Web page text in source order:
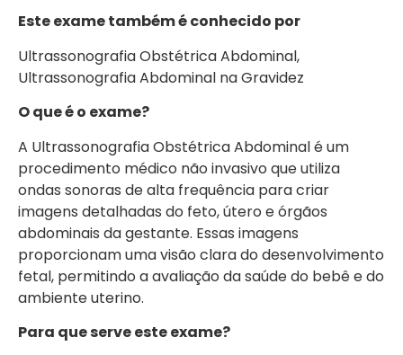
Este exame também é conhecido por
Ultrassonografia Obstétrica Abdominal,
Ultrassonografia Abdominal na Gravidez
O que é o exame?
A Ultrassonografia Obstétrica Abdominal é um
procedimento médico não invasivo que utiliza
ondas sonoras de alta frequência para criar
imagens detalhadas do feto, útero e órgãos
abdominais da gestante. Essas imagens
proporcionam uma visão clara do desenvolvimento
fetal, permitindo a avaliação da saúde do bebê e do
ambiente uterino.
Para que serve este exame?